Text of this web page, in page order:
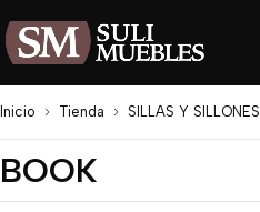
Inicio Tienda SILLAS Y SILLONES
BOOK